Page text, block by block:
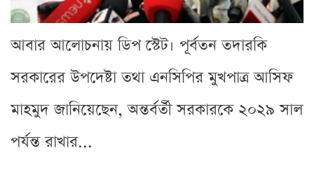
আবার আলোচনায় ডিপ স্টেট। পূর্বতন তদারকি
সরকারের উপদেষ্টা তথা এনসিপির মুখপাত্র আসিফ
মাহমুদ জানিয়েছেন, অন্তর্বর্তী সরকারকে ২০২৯ সাল
পর্যন্ত রাখার...